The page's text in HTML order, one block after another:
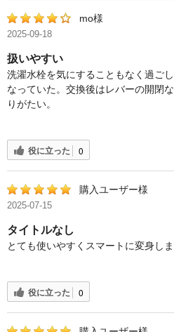
mo様
2025-09-18
扱いやすい
洗濯水栓を気にすることもなく過ご
なっていた。交換後はレバーの開閉
りがたい。
役に立った 0
購入ユーザー様
2025-07-15
タイトルなし
とても使いやすくスマートに変身しま
役に立った 0